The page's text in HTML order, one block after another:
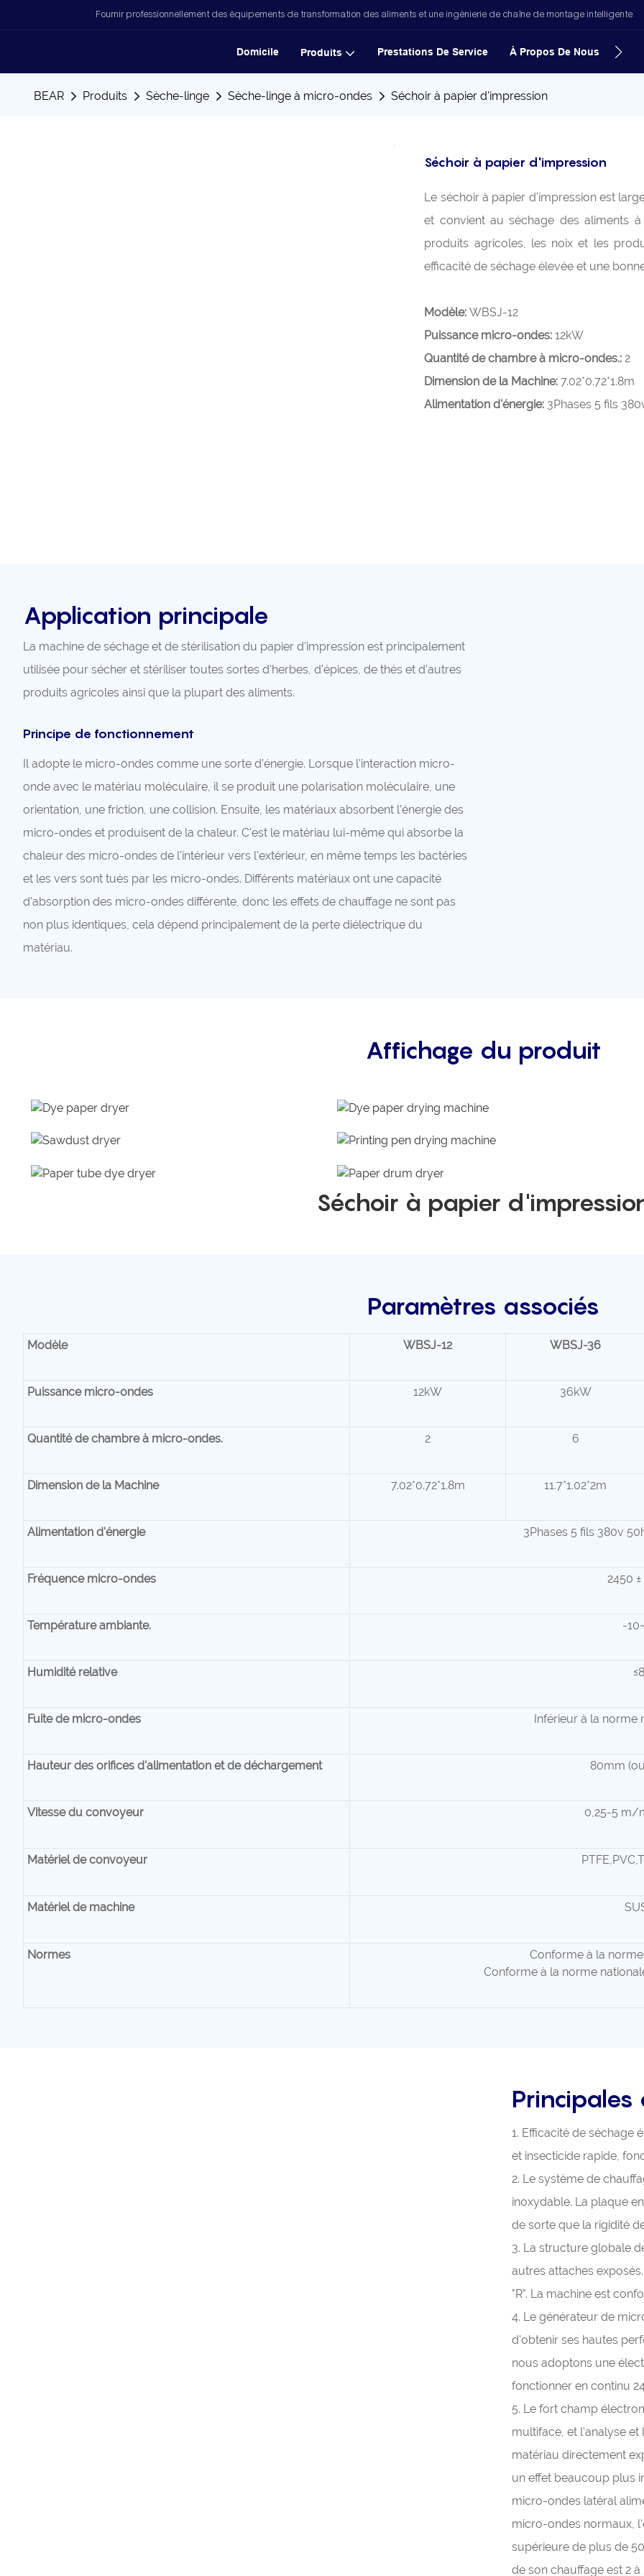
Fournir professionnellement des équipements de transformation des aliments et une ingénierie de chaîne de montage intelligente
Domicile Produits Prestations De Service À Propos De Nous
BEAR Produits Sèche-linge Sèche-linge à micro-ondes Séchoir à papier d'impression
Séchoir à papier d'impression
Le séchoir à papier d'impression est
et convient au séchage des aliments
produits agricoles, les noix et les
efficacité de séchage élevée et une
Modèle:WBSJ-12
Puissance micro-ondes:12kW
Quantité de chambre à micro-ondes.:2
Dimension de la Machine:7.02*0.72*1.8m
Alimentation d'énergie: 3Phases 5 fils
Application principale
La machine de séchage et de stérilisation du papier d'impression est principalement
utilisée pour sécher et stériliser toutes sortes d'herbes, d'épices, de thés et d'autres
produits agricoles ainsi que la plupart des aliments.
Principe de fonctionnement
Il adopte le micro-ondes comme une sorte d’énergie. Lorsque l'interaction micro-
onde avec le matériau moléculaire, il se produit une polarisation moléculaire, une
orientation, une friction, une collision. Ensuite, les matériaux absorbent l’énergie des
micro-ondes et produisent de la chaleur. C'est le matériau lui-même qui absorbe la
chaleur des micro-ondes de l'intérieur vers l'extérieur, en même temps les bactéries
et les vers sont tués par les micro-ondes. Différents matériaux ont une capacité
d'absorption des micro-ondes différente, donc les effets de chauffage ne sont pas
non plus identiques, cela dépend principalement de la perte diélectrique du
matériau.
Affichage du produit
Séchoir à papier
Paramètres associés
Modèle WBSJ-12 WBSJ-36
Puissance micro-ondes 12kW 36kW
Quantité de chambre à micro-ondes. 2 6
Dimension de la Machine 7.02*0.72*1.8m 11.7*1.02*2m
Alimentation d'énergie 3Phases 5 fils 380v
Fréquence micro-ondes 2450
Température ambiante. -
Humidité relative
Fuite de micro-ondes Inférieur à la norme
Hauteur des orifices d'alimentation et de déchargement 80mm
Vitesse du convoyeur 0,25-5 m/
Matériel de convoyeur
Matériel de machine
Normes
Conforme à la
Conforme à la norme
1. Efficacité de séchage
et insecticide rapide,
2. Le système de
inoxydable. La plaque
de sorte que la rigidité
3. La structure globale
autres attaches
"R". La machine est
4. Le générateur de
d'obtenir ses hautes
nous adoptons une
fonctionner en continu
5. Le fort champ
multiface, et l'analyse
matériau directement
un effet beaucoup plus
micro-ondes latéral
micro-ondes normaux,
supérieure de plus de
de son chauffage est 2